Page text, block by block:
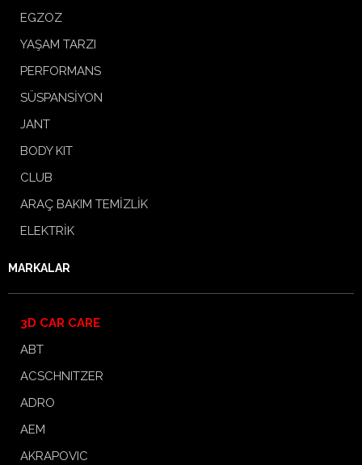
EGZOZ
YAŞAM TARZI
PERFORMANS
SÜSPANSİYON
JANT
BODY KIT
CLUB
ARAÇ BAKIM TEMİZLİK
ELEKTRİK
MARKALAR
3D CAR CARE
ABT
ACSCHNITZER
ADRO
AEM
AKRAPOVIC